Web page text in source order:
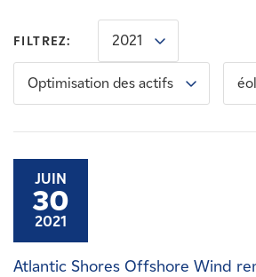
Nouvelles
Contactez-nous
FILTREZ: 2021
Optimisation des actifs
JUIN
30
2021
Atlantic Shores Offshore Wind